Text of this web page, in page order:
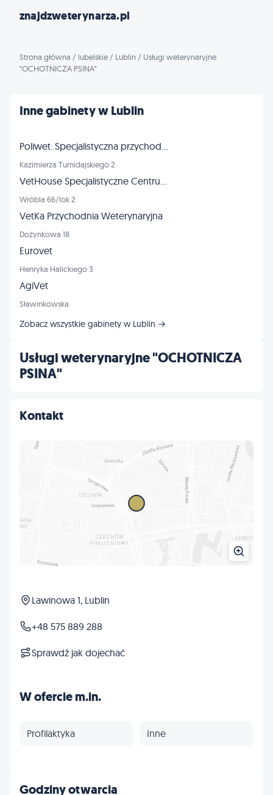
znajdzweterynarza.pl
Strona główna / lubelskie / Lublin / Usługi weterynaryjne
"OCHOTNICZA PSINA"
Usługi weterynaryjne "OCHOTNICZA
PSINA"
Kontakt
Lawinowa 1, Lublin
+48 575 889 288
Sprawdź jak dojechać
W ofercie m.in.
Profilaktyka Inne
Inne gabinety w Lublin
Poliwet. Specjalistyczna przychodnia dla zwierząt, RTG, USG, EKG
Kazimierza Tumidajskiego 2
VetHouse Specjalistyczne Centrum Weterynaryjne
Wróbla 66/lok 2
VetKa Przychodnia Weterynaryjna
Dożynkowa 18
Eurovet
Henryka Halickiego 3
AgiVet
Sławinkowska
Zobacz wszystkie gabinety w Lublin →
Godziny otwarcia